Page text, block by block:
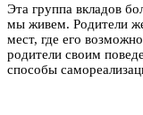
Эта группа вкладов
мы живем. Родители
мест, где его
родители своим
способы